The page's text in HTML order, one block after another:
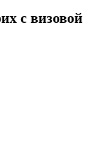
с визовой